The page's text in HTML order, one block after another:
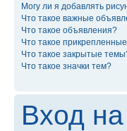
Могу ли я добавлять
Что такое важные
Что такое объявления?
Что такое
Что такое закрытые
Что такое значки тем?
Вход